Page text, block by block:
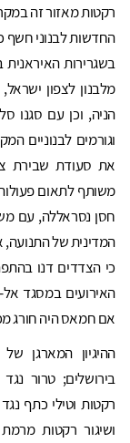
רקטות מאזור זה
החדשות לבנוני חשף
מלבנון לצפון
הניה, וכן עם סגנו
וגורמים לבנוניים
את סעודת שבירת
משותף לתאום
חסן נסראללה, עם
המדינית של
כי הצדדים דנו
האירועים במסגד
אם חמאס היה חורג
ההיגיון המארגן
בירושלים; טרור נגד
רקטות וטילי כתף
ושיגור רקטות